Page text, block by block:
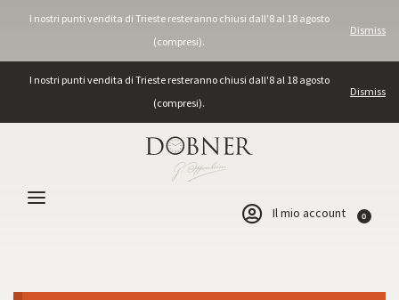
I nostri punti vendita di Trieste resteranno chiusi dall'8 al 18 agosto
(compresi).
Dismiss
I nostri punti vendita di Trieste resteranno chiusi dall'8 al 18 agosto
(compresi).
Dismiss
Il mio account 0